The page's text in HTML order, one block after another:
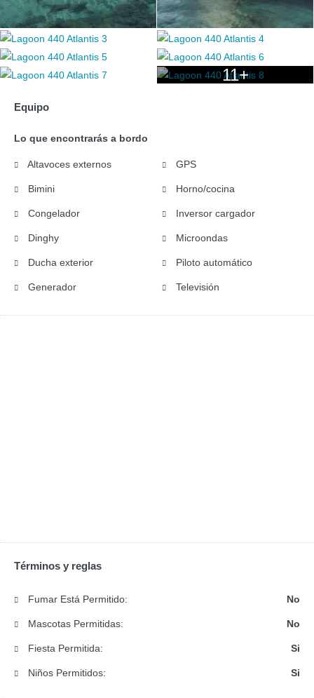
11+
Equipo
Lo que encontrarás a bordo
Altavoces externos
Bimini
Congelador
Dinghy
Ducha exterior
Generador
GPS
Horno/cocina
Inversor cargador
Microondas
Piloto automático
Televisión
Términos y reglas
Fumar Está Permitido: No
Mascotas Permitidas: No
Fiesta Permitida: Si
Niños Permitidos: Si